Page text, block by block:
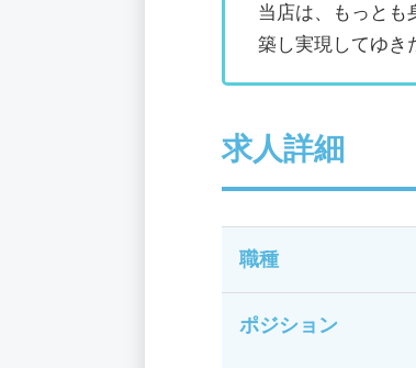
当店は、もっとも
築し実現してゆき
求人詳細
職種
ポジション